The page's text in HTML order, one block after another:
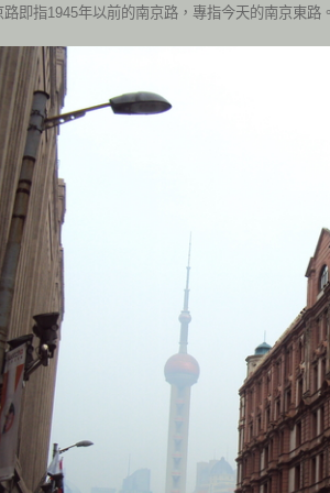
路即指1945年以前的南京路，專指今天的南京東路